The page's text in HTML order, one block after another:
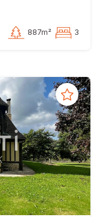
887m² 3